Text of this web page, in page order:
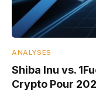
ANALYSES
Shiba Inu vs.
Crypto Pour